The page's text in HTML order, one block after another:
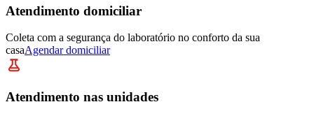
Atendimento domiciliar
Coleta com a segurança do laboratório no conforto da sua
casaAgendar domiciliar
Atendimento nas unidades